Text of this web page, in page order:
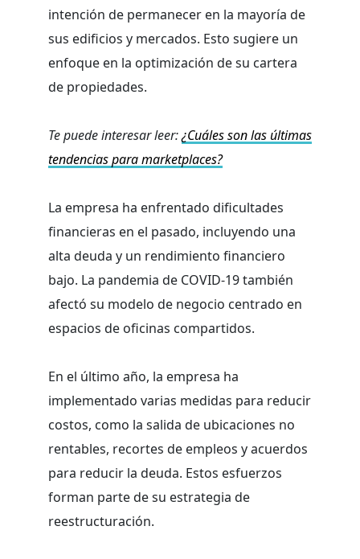
intención de permanecer en la mayoría de
sus edificios y mercados. Esto sugiere un
enfoque en la optimización de su cartera
de propiedades.
Te puede interesar leer:¿Cuáles son las últimas
tendencias para marketplaces?
La empresa ha enfrentado dificultades
financieras en el pasado, incluyendo una
alta deuda y un rendimiento financiero
bajo. La pandemia de COVID-19 también
afectó su modelo de negocio centrado en
espacios de oficinas compartidos.
En el último año, la empresa ha
implementado varias medidas para reducir
costos, como la salida de ubicaciones no
rentables, recortes de empleos y acuerdos
para reducir la deuda. Estos esfuerzos
forman parte de su estrategia de
reestructuración.